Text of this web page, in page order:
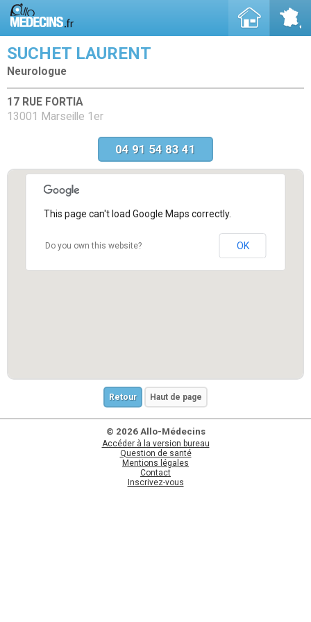
SUCHET LAURENT
Neurologue
17 RUE FORTIA
13001 Marseille 1er
04 91 54 83 41
This page can't load Google Maps correctly.
Do you own this website? OK
Retour Haut de page
© 2026 Allo-Médecins
Accéder à la version bureau
Question de santé
Mentions légales
Contact
Inscrivez-vous